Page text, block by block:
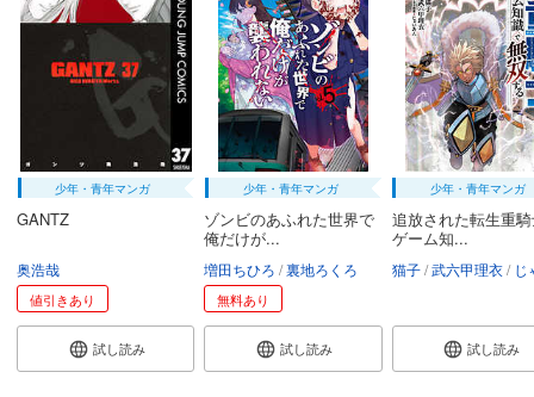
少年・青年マンガ
GANTZ
奥浩哉
値引きあり
試し読み
少年・青年マンガ
ゾンビのあふれた世界で
俺だけが...
増田ちひろ 裏地ろくろ
無料あり
試し読み
少年・青年マンガ
追放された転生重
ゲーム知...
猫子 武六甲理衣 じゃ
試し読み